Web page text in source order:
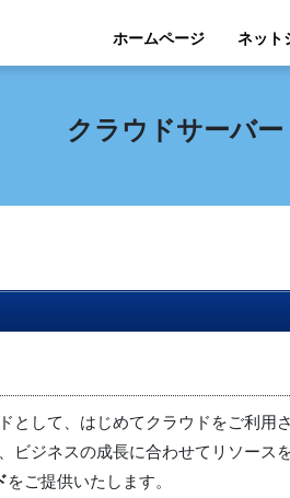
ホームページ ネット
クラウドサーバー
として、はじめてクラウドをご利用
ジネスの成長に合わせてリソース
をご提供いたします。